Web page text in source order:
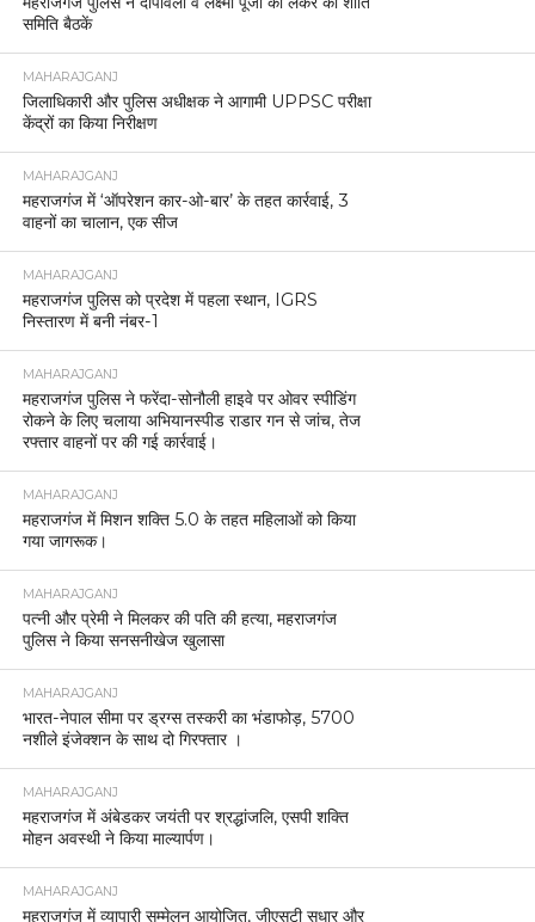
समिति बैठकें
MAHARAJGANJ
जिलाधिकारी और पुलिस अधीक्षक ने आगामी UPPSC परीक्षा
केंद्रों का किया निरीक्षण
MAHARAJGANJ
महराजगंज में ‘ऑपरेशन कार-ओ-बार’ के तहत कार्रवाई, 3
वाहनों का चालान, एक सीज
MAHARAJGANJ
महराजगंज पुलिस को प्रदेश में पहला स्थान, IGRS
निस्तारण में बनी नंबर-1
MAHARAJGANJ
महराजगंज पुलिस ने फरेंदा-सोनौली हाइवे पर ओवर स्पीडिंग
रोकने के लिए चलाया अभियानस्पीड राडार गन से जांच, तेज
रफ्तार वाहनों पर की गई कार्रवाई।
MAHARAJGANJ
महराजगंज में मिशन शक्ति 5.0 के तहत महिलाओं को किया
गया जागरूक।
MAHARAJGANJ
पत्नी और प्रेमी ने मिलकर की पति की हत्या, महराजगंज
पुलिस ने किया सनसनीखेज खुलासा
MAHARAJGANJ
भारत-नेपाल सीमा पर ड्रग्स तस्करी का भंडाफोड़, 5700
नशीले इंजेक्शन के साथ दो गिरफ्तार ।
MAHARAJGANJ
महराजगंज में अंबेडकर जयंती पर श्रद्धांजलि, एसपी शक्ति
मोहन अवस्थी ने किया माल्यार्पण।
MAHARAJGANJ
महराजगंज में व्यापारी सम्मेलन आयोजित, जीएसटी सुधार और